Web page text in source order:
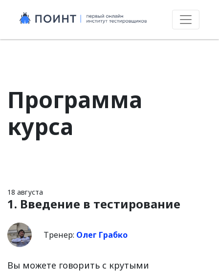
Программа
курса
18 августа
1. Введение в тестирование
Тренер: Олег Грабко
Вы можете говорить с крутыми